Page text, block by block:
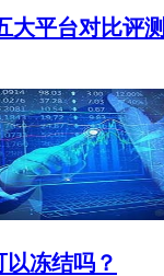
大平台对比评测
冻结吗？